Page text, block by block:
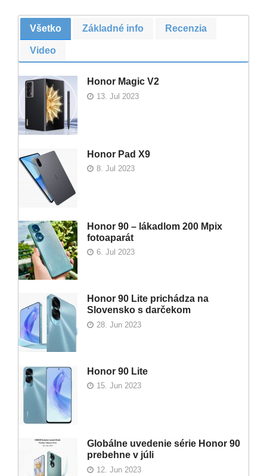
Všetko Základné info Recenzia
Video
Honor Magic V2
13. Jul 2023
Honor Pad X9
8. Jul 2023
Honor 90 – lákadlom 200 Mpix
fotoaparát
6. Jul 2023
Honor 90 Lite prichádza na
Slovensko s darčekom
28. Jun 2023
Honor 90 Lite
15. Jun 2023
Globálne uvedenie série Honor 90
prebehne v júli
12. Jun 2023